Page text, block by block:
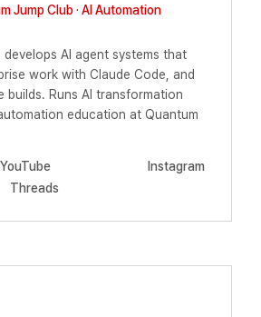
Jump Club · AI Automation
develops AI agent systems that
work with Claude Code, and
builds. Runs AI transformation
education at Quantum
YouTube
Instagram
Threads